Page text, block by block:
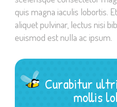
quis magna iaculis lobortis.
aliquet pulvinar, lectus nisi
euismod est nulla ac ipsum.
Curabitur
mollis